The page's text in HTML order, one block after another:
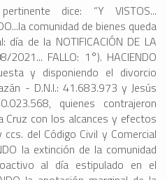
dice: “Y VISTOS...
comunidad de bienes queda
de la NOTIFICACIÓN DE LA
FALLO: 1°). HACIENDO
y disponiendo el divorcio
- D.N.I.: 41.683.973 y Jesús
quienes contrajeron
Cruz con los alcances y efectos
del Código Civil y Comercial
la extinción de la comunidad
al día estipulado en el